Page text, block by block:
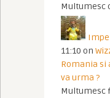
Multumesc
11:10 on
Romania si
va urma ?
Multumesc